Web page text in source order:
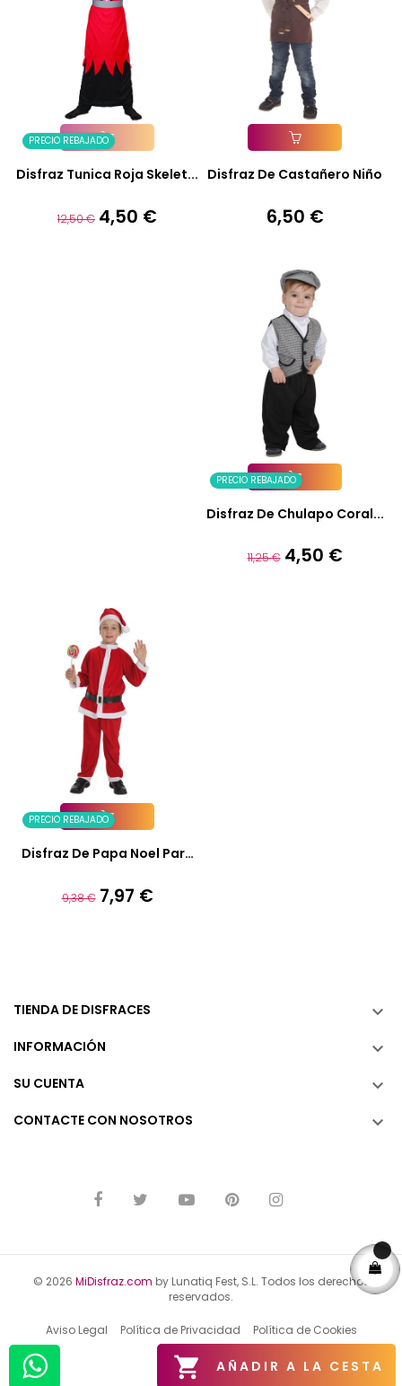
 AÑADIR A LA CESTA
PRECIO REBAJADO
Añadir A La Cesta
Disfraz Tunica Roja Skelet...
Precio
12,50 € Precio
4,50 €
Añadir A La Cesta
Disfraz De Castañero Niño
Precio
6,50 €
PRECIO REBAJADO
Añadir A La Cesta
Disfraz De Chulapo Coral...
Precio
11,25 € Precio
4,50 €
PRECIO REBAJADO
Añadir A La Cesta
Disfraz De Papa Noel Para
Precio
9,38 € Precio
7,97 €
TIENDA DE DISFRACES 
INFORMACIÓN 
SU CUENTA 
CONTACTE CON NOSOTROS 
© 2026 MiDisfraz.com by Lunatiq Fest, S.L. Todos los derechos
reservados.
Aviso Legal Política de Privacidad Política de Cookies